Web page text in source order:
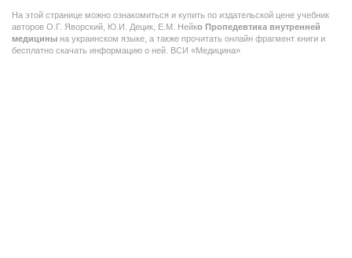
На этой странице можно ознакомиться и купить по издательской цене учебник
авторов О.Г. Яворский, Ю.И. Децик, Е.М. Нейко Пропедевтика внутренней
медицины на украинском языке, а также прочитать онлайн фрагмент книги и
бесплатно скачать информацию о ней. ВСИ «Медицина»